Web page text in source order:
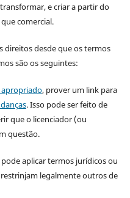
e criar a partir do
comercial.
direitos desde que os termos
são os seguintes:
, prover um link para
. Isso pode ser feito de
que o licenciador (ou
questão.
aplicar termos jurídicos ou
legalmente outros de